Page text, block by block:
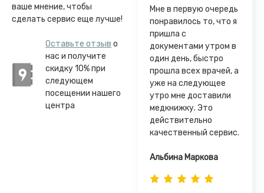
ваше мнение, чтобы
сделать сервис еще лучше!
Оставьте отзыв о
нас и получите
скидку 10% при
следующем
посещении нашего
центра
Мне в первую очередь
понравилось то, что я
пришла с
документами утром в
один день, быстро
прошла всех врачей, а
уже на следующее
утро мне доставили
медкнижку. Это
действительно
качественный сервис.
Альбина Маркова